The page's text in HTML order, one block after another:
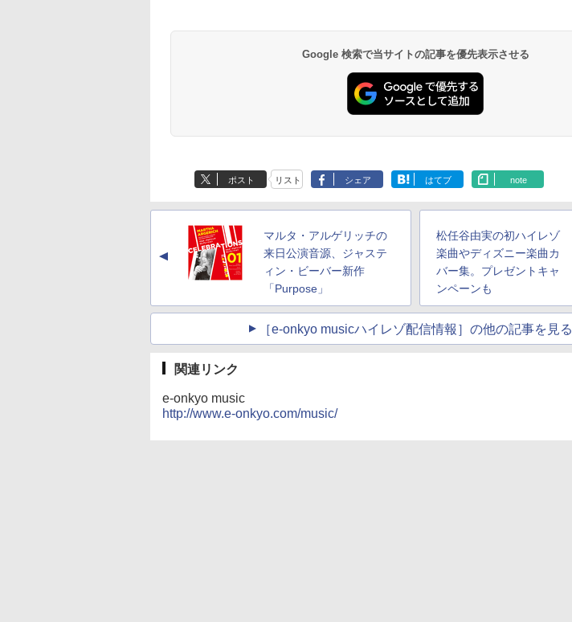
Google 検索で当サイトの記事を優先表示させる
ポスト リスト シェア はてブ note
▲
マルタ・アルゲリッチの
来日公演音源、ジャステ
ィン・ビーバー新作
「Purpose」
松任谷由実の初ハイレゾ
楽曲やディズニー楽曲カ
バー集。プレゼントキャ
ンペーンも
［e-onkyo musicハイレゾ配信情報］の他の記事を見る
関連リンク
e-onkyo music
http://www.e-onkyo.com/music/